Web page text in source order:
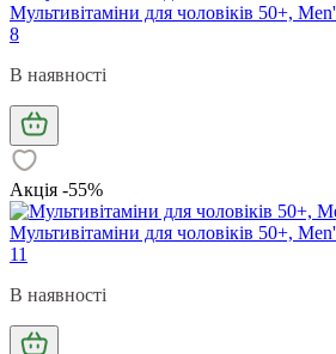
Мультивітаміни для чоловіків 50+,
8
В наявності
Акція -55%
Мультивітаміни для чоловіків 50+,
11
В наявності